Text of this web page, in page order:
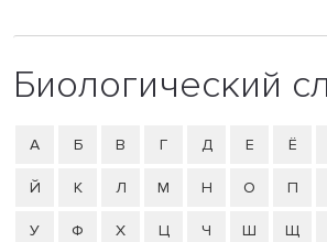
Биологический
А Б В Г Д Е Ё
Й К Л М Н О П
У Ф Х Ц Ч Ш Щ